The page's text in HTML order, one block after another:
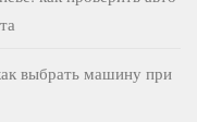
выбрать машину при